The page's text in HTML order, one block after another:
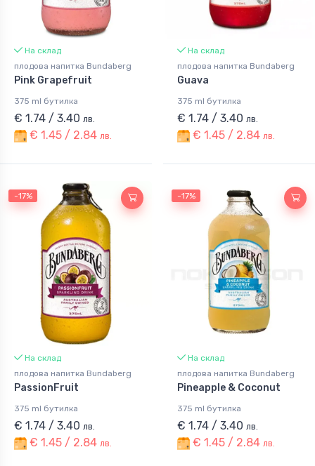
На склад
плодова напитка Bundaberg
Pink Grapefruit
375 ml бутилка
€ 1.74 / 3.40 лв.
€ 1.45 / 2.84 лв.
На склад
плодова напитка Bundaberg
Guava
375 ml бутилка
€ 1.74 / 3.40 лв.
€ 1.45 / 2.84 лв.
-17%
На склад
плодова напитка Bundaberg
PassionFruit
375 ml бутилка
€ 1.74 / 3.40 лв.
€ 1.45 / 2.84 лв.
-17%
На склад
плодова напитка Bundaberg
Pineapple & Coconut
375 ml бутилка
€ 1.74 / 3.40 лв.
€ 1.45 / 2.84 лв.